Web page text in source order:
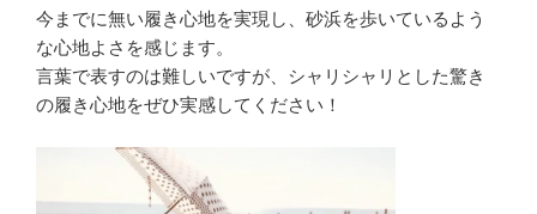
今までに無い履き心地を実現し、砂浜を歩いているよう
な心地よさを感じます。
言葉で表すのは難しいですが、シャリシャリとした驚き
の履き心地をぜひ実感してください！